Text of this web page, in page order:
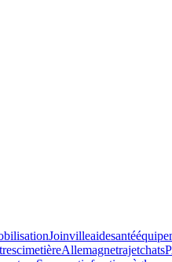
Joinvilleaidesanté
cimetièreAllemagnetrajetchats